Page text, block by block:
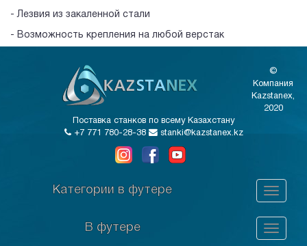
- Лезвия из закаленной стали
- Возможность крепления на любой верстак
©
Компания
Kazstanex,
2020
Поставка станков по всему Казахстану
+7 771 780-28-38
stanki@kazstanex.kz
Категории в футере
В футере